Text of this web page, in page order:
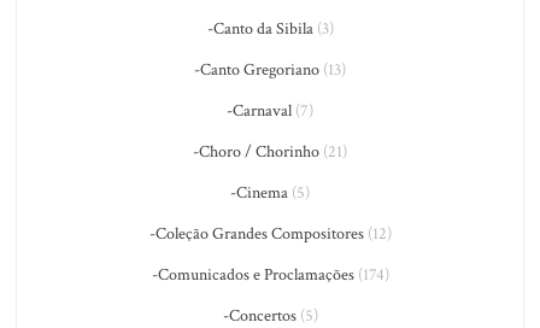
-Canto da Sibila(3)
-Canto Gregoriano (13)
-Carnaval (7)
-Choro / Chorinho (21)
-Cinema (5)
-Coleção Grandes Compositores(12)
-Comunicados e Proclamações(174)
-Concertos(5)